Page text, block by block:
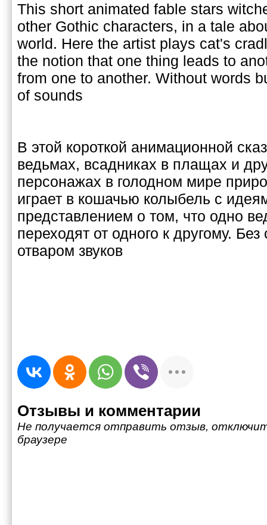
This short animated fable stars
other Gothic characters, in a tale
world. Here the artist plays cat's
the notion that one thing leads to
from one to another. Without words
of sounds
В этой короткой анимационной
ведьмах, всадниках в плащах и
персонажах в голодном мире
играет в кошачью колыбель с
представлением о том, что одно
переходят от одного к другому.
отваром звуков
Отзывы и комментарии
Не получается отправить отзыв,
браузере